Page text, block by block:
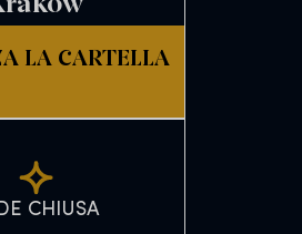
LA CARTELLA
CHIUSA